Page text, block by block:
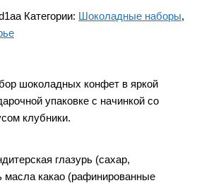
Категории: Шоколадные наборы,
шоколадных конфет в яркой
упаковке с начинкой со
клубники.
глазурь (сахар,
масла какао (рафинированные